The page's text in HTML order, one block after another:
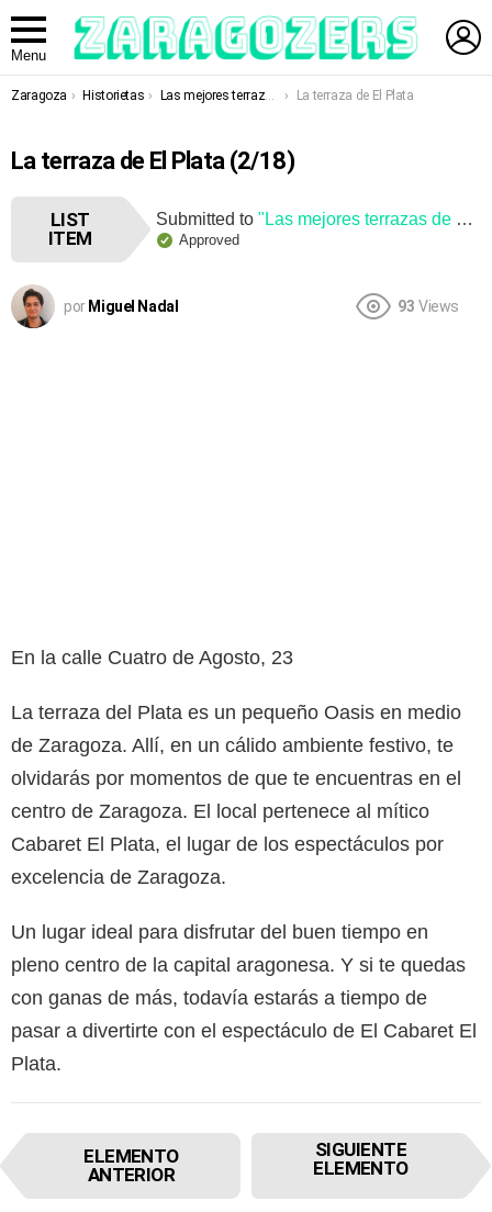
Menu
You are here:
Zaragoza Historietas Las mejores terrazas de Zaragoza La terraza de El Plata
La terraza de El Plata (2/18)
LIST
ITEM
Submitted to "Las mejores terrazas de Zaragoza"
Approved
por Miguel Nadal 93 Views
En la calle Cuatro de Agosto, 23
La terraza del Plata es un pequeño Oasis en medio
de Zaragoza. Allí, en un cálido ambiente festivo, te
olvidarás por momentos de que te encuentras en el
centro de Zaragoza. El local pertenece al mítico
Cabaret El Plata, el lugar de los espectáculos por
excelencia de Zaragoza.
Un lugar ideal para disfrutar del buen tiempo en
pleno centro de la capital aragonesa. Y si te quedas
con ganas de más, todavía estarás a tiempo de
pasar a divertirte con el espectáculo de El Cabaret El
Plata.
I
e
ELEMENTO
ANTERIOR
SIGUIENTE
ELEMENTO